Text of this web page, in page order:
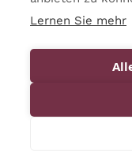
© 2026 Walk With
Impressum
Lernen Sie mehr